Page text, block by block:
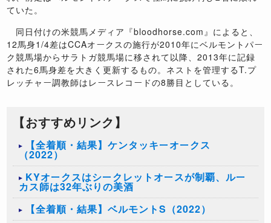
ていた。
同日付けの米競馬メディア『bloodhorse.com』によると、
12馬身1/4差はCCAオークスの施行が2010年にベルモントパー
ク競馬場からサラトガ競馬場に移されて以降、2013年に記録
された6馬身差を大きく更新するもの。ネストを管理するT.プ
レッチャー調教師はレースレコードの8勝目としている。
【おすすめリンク】
【全着順・結果】ケンタッキーオークス
（2022）
KYオークスはシークレットオースが制覇、ルー
カス師は32年ぶりの美酒
【全着順・結果】ベルモントS（2022）